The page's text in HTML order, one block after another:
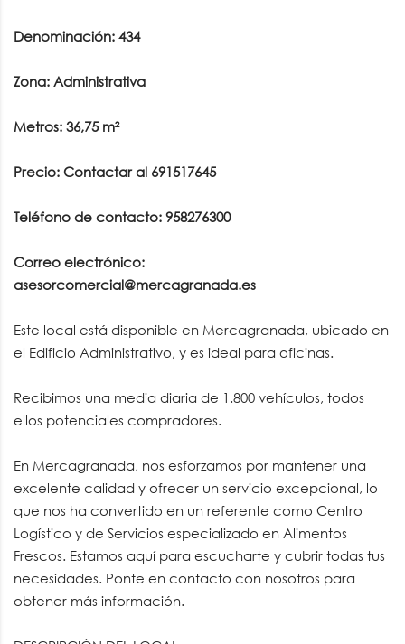
Denominación: 434
Zona: Administrativa
Metros: 36,75 m²
Precio: Contactar al 691517645
Teléfono de contacto: 958276300
Correo electrónico:
asesorcomercial@mercagranada.es
Este local está disponible en Mercagranada, ubicado en
el Edificio Administrativo, y es ideal para oficinas.
Recibimos una media diaria de 1.800 vehículos, todos
ellos potenciales compradores.
En Mercagranada, nos esforzamos por mantener una
excelente calidad y ofrecer un servicio excepcional, lo
que nos ha convertido en un referente como Centro
Logístico y de Servicios especializado en Alimentos
Frescos. Estamos aquí para escucharte y cubrir todas tus
necesidades. Ponte en contacto con nosotros para
obtener más información.